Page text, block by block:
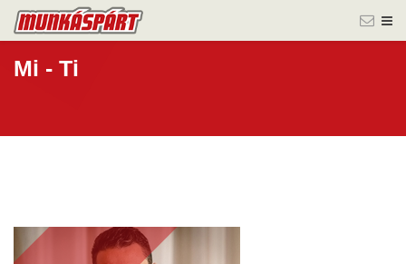
Mi - Ti